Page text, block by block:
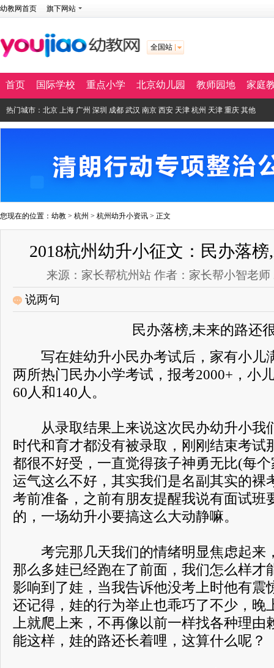
幼教网首页 旗下网站
全国站
首页 国际学校 重点小学 北京幼儿园 教师园地 家庭
热门城市： 北京 上海 广州 深圳 成都 武汉 南京 西安 天津 杭州 天津 重庆 其他
您现在的位置： 幼教 > 杭州 > 杭州幼升小资讯 > 正文
2018杭州幼升小征文：民办落
来源：家长帮杭州站 作者：家长帮小智老师
说两句
民办落榜,未来的路还
写在娃幼升小民办考试后，家有小儿
两所热门民办小学考试，报考2000+，小
60人和140人。
从录取结果上来说这次民办幼升小我
时代和育才都没有被录取，刚刚结束考试
都很不好受，一直觉得孩子神勇无比(每
运气这么不好，其实我们是名副其实的裸
考前准备，之前有朋友提醒我说有面试班
的，一场幼升小要搞这么大动静嘛。
考完那几天我们的情绪明显焦虑起来
那么多娃已经跑在了前面，我们怎么样才
影响到了娃，当我告诉他没考上时他有震
还记得，娃的行为举止也乖巧了不少，晚
上就爬上来，不再像以前一样找各种理由
能这样，娃的路还长着哩，这算什么呢？